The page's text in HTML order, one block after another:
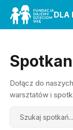
DLA
Dołącz do
warsztatów i
Search